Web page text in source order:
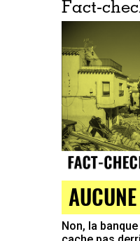
Fact-
Non, la